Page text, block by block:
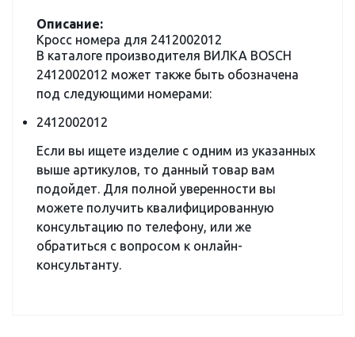
Описание:
Кросс номера для 2412002012
В каталоге производителя ВИЛКА BOSCH
2412002012 может также быть обозначена
под следующими номерами:
2412002012
Если вы ищете изделие с одним из указанных
выше артикулов, то данный товар вам
подойдет. Для полной уверенности вы
можете получить квалифицированную
консультацию по телефону, или же
обратиться с вопросом к онлайн-
консультанту.